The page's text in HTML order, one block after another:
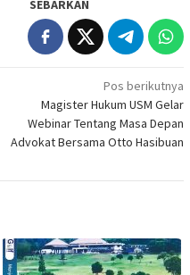
SEBARKAN
Pos berikutnya
Magister Hukum USM Gelar
Webinar Tentang Masa Depan
Advokat Bersama Otto Hasibuan